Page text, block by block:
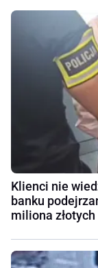
Klienci nie
banku
miliona złotych